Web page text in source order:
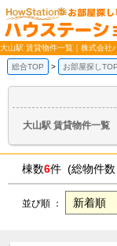
大山駅 賃貸物件一覧｜株式会社
総合TOP お部屋探しTOP
大山駅 賃貸物件一覧
棟数6件 (総物件数
並び順 ：